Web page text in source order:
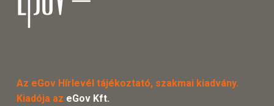
Az eGov Hírlevél tájékoztató, szakmai kiadvány.
Kiadója az eGov Kft.